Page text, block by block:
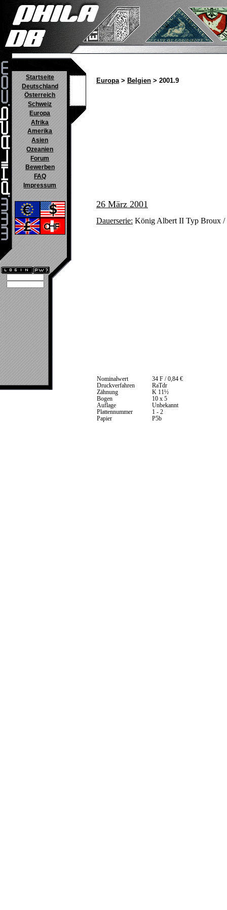
Startseite
Deutschland
Österreich
Schweiz
Europa
Afrika
Amerika
Asien
Ozeanien
Forum
Bewerben
FAQ
Impressum
Europa> Belgien > 2001.9
26 März 2001
Dauerserie: König Albert II Typ Broux
Nominalwert
34 F / 0,84 €
Druckverfahren
RaTdr
Zähnung
K 11½
Bogen
10 x 5
Auflage
Unbekannt
Plattennummer
1 - 2
Papier
P5b